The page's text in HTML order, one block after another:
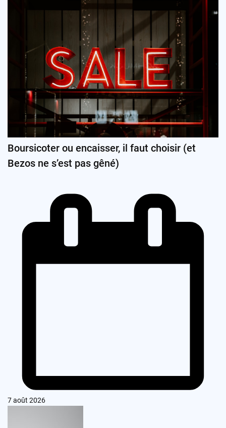
Boursicoter ou encaisser, il faut choisir (et
Bezos ne s’est pas gêné)
7 août 2026